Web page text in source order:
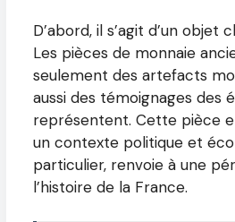
D’abord, il s’agit d’un objet
Les pièces de monnaie
seulement des artefacts
aussi des témoignages des
représentent. Cette pièce
un contexte politique et
particulier, renvoie à une
l’histoire de la France.